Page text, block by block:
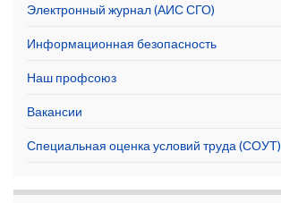
Электронный журнал (АИС СГО)
Информационная безопасность
Наш профсоюз
Вакансии
Специальная оценка условий труда (СОУТ)